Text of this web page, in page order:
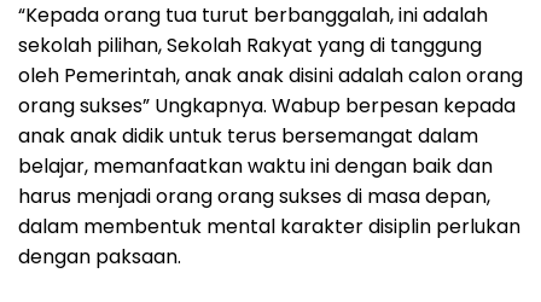
“Kepada orang tua turut berbanggalah, ini adalah
sekolah pilihan, Sekolah Rakyat yang di tanggung
oleh Pemerintah, anak anak disini adalah calon orang
orang sukses” Ungkapnya. Wabup berpesan kepada
anak anak didik untuk terus bersemangat dalam
belajar, memanfaatkan waktu ini dengan baik dan
harus menjadi orang orang sukses di masa depan,
dalam membentuk mental karakter disiplin perlukan
dengan paksaan.